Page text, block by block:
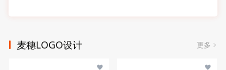
麦穗LOGO设计 更多